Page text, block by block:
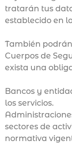
tratarán tus
establecido en
También
Cuerpos de
exista una
Bancos y
los servicios.
sectores de
normativa